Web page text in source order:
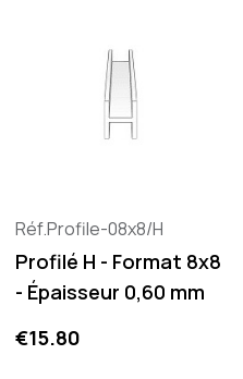
Réf.Profile-08x8/H
Profilé H - Format 8x8
- Épaisseur 0,60 mm
Price
€15.80